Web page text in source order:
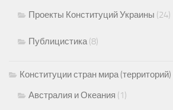
Проекты Конституций Украины (24)
Публицистика(8)
Конституции стран мира (территорий)
Австралия и Океания (1)